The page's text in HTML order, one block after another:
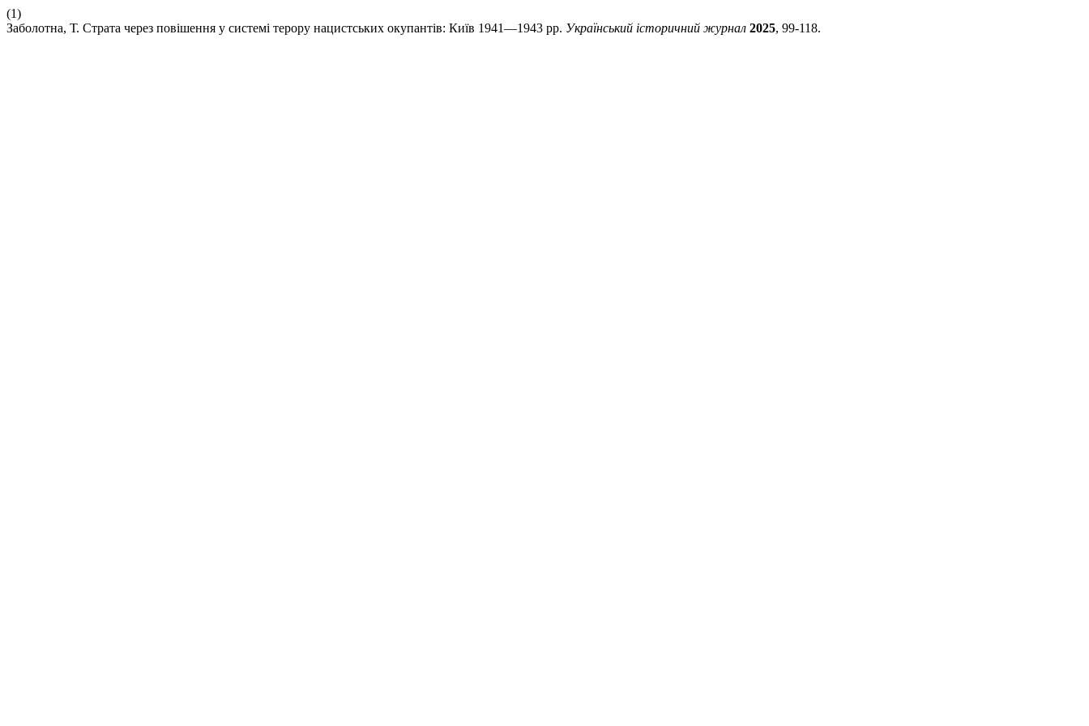
(1)
Заболотна, Т. Страта через повішення у системі терору нацистських окупантів: Київ 1941—1943 рр. Український історичний журнал 2025, 99-118.